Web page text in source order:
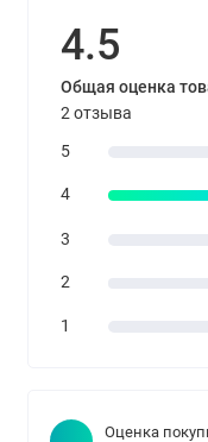
4.5
Общая оценка
2 отзыва
5
4
3
2
1
Оценка